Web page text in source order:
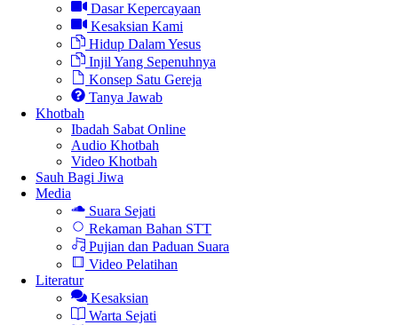
Dasar Kepercayaan
Kesaksian Kami
Hidup Dalam Yesus
Injil Yang Sepenuhnya
Konsep Satu Gereja
Tanya Jawab
Khotbah
Ibadah Sabat Online
Audio Khotbah
Video Khotbah
Sauh Bagi Jiwa
Media
Suara Sejati
Rekaman Bahan STT
Pujian dan Paduan Suara
Video Pelatihan
Literatur
Kesaksian
Warta Sejati